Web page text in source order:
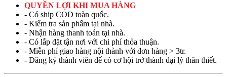
QUYỀN LỢI KHI MUA HÀNG
- Có ship COD toàn quốc.
- Kiểm tra sản phẩm tại nhà.
- Nhận hàng thanh toán tại nhà.
- Có lắp đặt tận nơi với chi phí thỏa thuận.
- Miễn phí giao hàng nội thành với đơn hàng > 3tr.
- Đăng ký thành viên để có cơ hội trở thành đại lý thân thiết.